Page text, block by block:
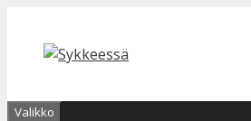
sisältöön
Valikko